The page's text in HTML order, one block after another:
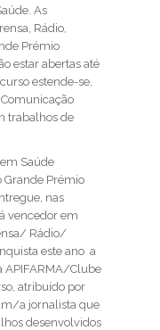
As
Rádio,
Prémio
estar abertas até
estende-se,
trabalhos de
Saúde
Grande Prémio
nas
vencedor em
Rádio/
este ano a
APIFARMA/Clube
atribuído por
a jornalista que
desenvolvidos